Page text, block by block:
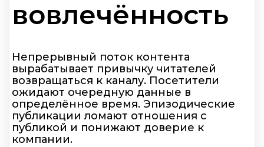
вовлечённость
Непрерывный поток контента
вырабатывает привычку читателей
возвращаться к каналу. Посетители
ожидают очередную данные в
определённое время. Эпизодические
публикации ломают отношения с
публикой и понижают доверие к
компании.